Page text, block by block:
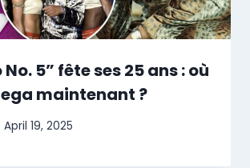
5” fête ses 25 ans : où
maintenant ?
April 19, 2025